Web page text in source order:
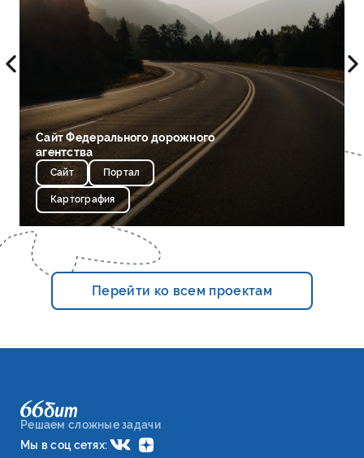
Сайт Федерального дорожного
агентства
Сайт Портал
Картография
Перейти ко всем проектам
Решаем сложные задачи
Мы в соц сетях: